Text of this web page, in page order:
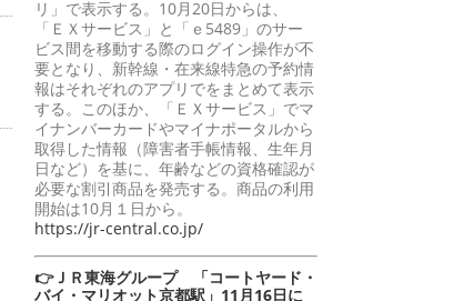
リ」で表示する。10月20日からは、
「ＥＸサービス」と「ｅ5489」のサー
ビス間を移動する際のログイン操作が不
要となり、新幹線・在来線特急の予約情
報はそれぞれのアプリでをまとめて表示
する。このほか、「ＥＸサービス」でマ
イナンバーカードやマイナポータルから
取得した情報（障害者手帳情報、生年月
日など）を基に、年齢などの資格確認が
必要な割引商品を発売する。商品の利用
開始は10月１日から。
https://jr-central.co.jp/
👉ＪＲ東海グループ 「コートヤード・
バイ・マリオット京都駅」11月16日に